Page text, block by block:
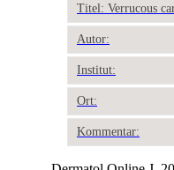
Titel: Verrucous
Autor:
Institut:
Ort:
Kommentar: